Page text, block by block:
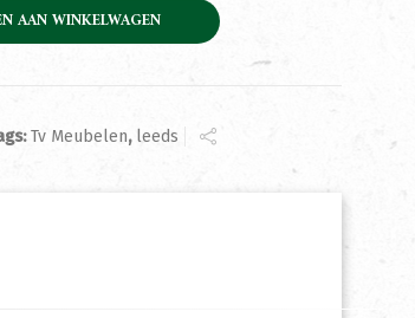
240m aantal
AAN WINKELWAGEN
Tv Meubelen, leeds